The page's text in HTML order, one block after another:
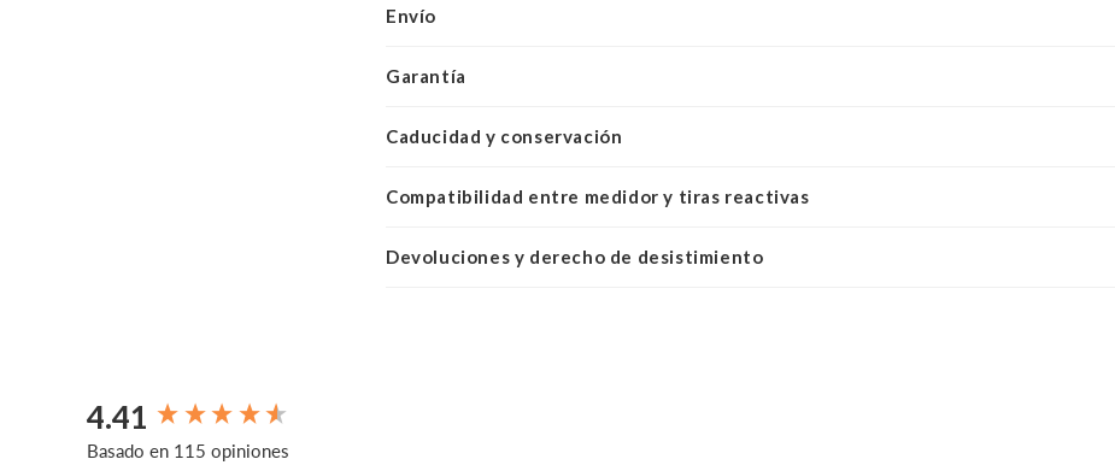
Envío
Garantía
Caducidad y conservación
Compatibilidad entre medidor y tiras reactivas
Devoluciones y derecho de desistimiento
4.41
Basado en 115 opiniones
New content loaded